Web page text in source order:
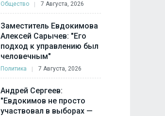
Общество 7 Августа, 2026
Заместитель Евдокимова
Алексей Сарычев: "Его
подход к управлению был
человечным"
Политика 7 Августа, 2026
Андрей Сергеев:
"Евдокимов не просто
участвовал в выборах —